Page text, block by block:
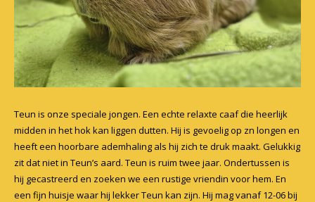
Teun is onze speciale jongen. Een echte relaxte caaf die heerlijk
midden in het hok kan liggen dutten. Hij is gevoelig op zn longen en
heeft een hoorbare ademhaling als hij zich te druk maakt. Gelukkig
zit dat niet in Teun’s aard. Teun is ruim twee jaar. Ondertussen is
hij gecastreerd en zoeken we een rustige vriendin voor hem. En
een fijn huisje waar hij lekker Teun kan zijn. Hij mag vanaf 12-06 bij